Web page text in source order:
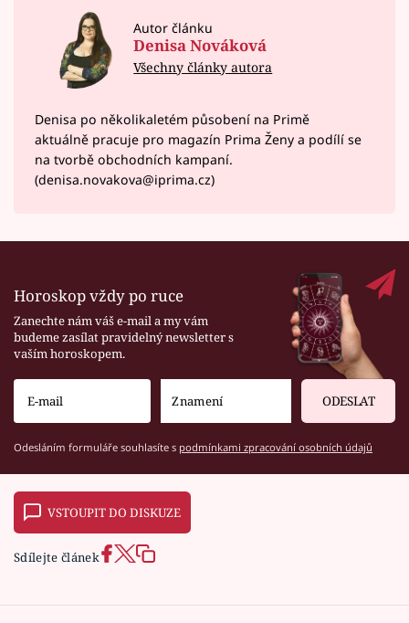
Autor článku
Denisa Nováková
Všechny články autora
Denisa po několikaletém působení na Primě
aktuálně pracuje pro magazín Prima Ženy a podílí se
na tvorbě obchodních kampaní.
(denisa.novakova@iprima.cz)
Horoskop vždy po ruce
Zanechte nám váš e-mail a my vám
budeme zasílat pravidelný newsletter s
vaším horoskopem.
ODESLAT
Odesláním formuláře souhlasíte s podmínkami zpracování osobních údajů
VSTOUPIT DO DISKUZE
Sdílejte článek